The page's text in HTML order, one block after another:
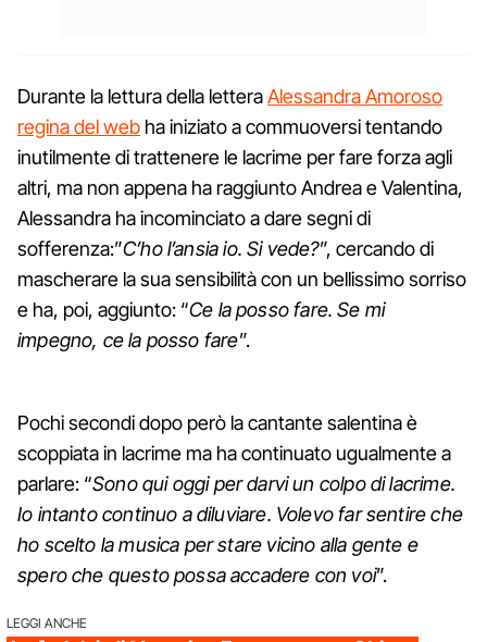
Durante la lettura della letteraAlessandra Amoroso
regina del web ha iniziato a commuoversi tentando
inutilmente di trattenere le lacrime per fare forza agli
altri, ma non appena ha raggiunto Andrea e Valentina,
Alessandra ha incominciato a dare segni di
sofferenza:”C’ho l’ansia io. Si vede?”, cercando di
mascherare la sua sensibilità con un bellissimo sorriso
e ha, poi, aggiunto: “Ce la posso fare. Se mi
impegno, ce la posso fare”.
Pochi secondi dopo però la cantante salentina è
scoppiata in lacrime ma ha continuato ugualmente a
parlare: “Sono qui oggi per darvi un colpo di lacrime.
Io intanto continuo a diluviare. Volevo far sentire che
ho scelto la musica per stare vicino alla gente e
spero che questo possa accadere con voi”.
LEGGI ANCHE